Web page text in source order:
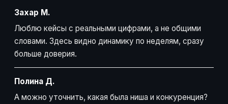
Захар М.
Люблю кейсы с реальными цифрами, а не общими
словами. Здесь видно динамику по неделям, сразу
больше доверия.
Полина Д.
А можно уточнить, какая была ниша и конкуренция?